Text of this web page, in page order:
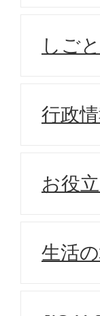
しご
行政
お役
生活